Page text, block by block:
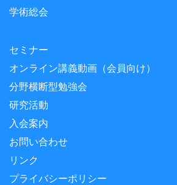
学術総会
セミナー
オンライン講義動画（会員向け）
分野横断型勉強会
研究活動
入会案内
お問い合わせ
リンク
プライバシーポリシー